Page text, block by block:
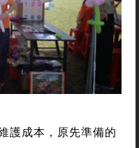
護成本，原先準備的